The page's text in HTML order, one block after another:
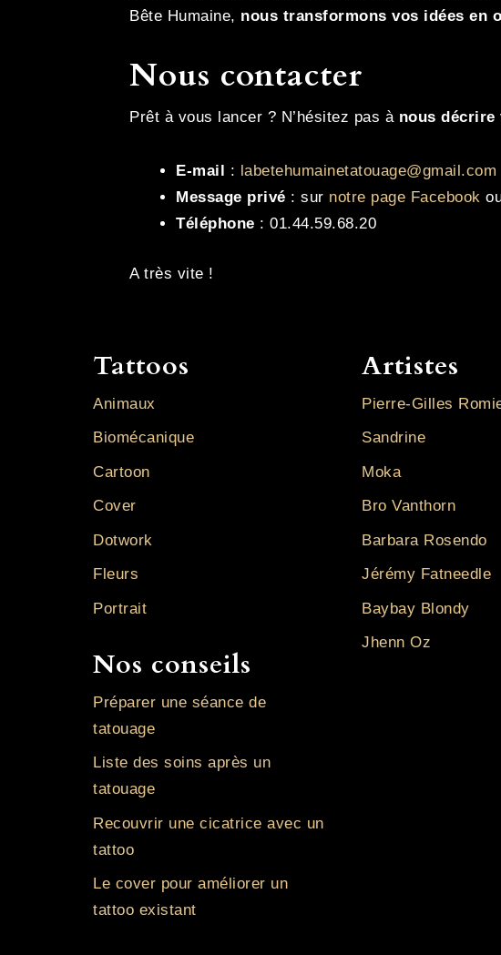
Bête Humaine, nous transformons vos idées en
Nous contacter
Prêt à vous lancer ? N’hésitez pas à nous décrire
E-mail : labetehumainetatouage@gmail.com
Message privé : sur notre page Facebook
Téléphone : 01.44.59.68.20
A très vite !
Tattoos
Animaux
Biomécanique
Cartoon
Cover
Dotwork
Fleurs
Portrait
Nos conseils
Préparer une séance de
tatouage
Liste des soins après un
tatouage
Recouvrir une cicatrice avec un
tattoo
Le cover pour améliorer un
tattoo existant
Artistes
Pierre-Gilles
Sandrine
Moka
Bro Vanthorn
Barbara Rosendo
Jérémy Fatneedle
Baybay Blondy
Jhenn Oz